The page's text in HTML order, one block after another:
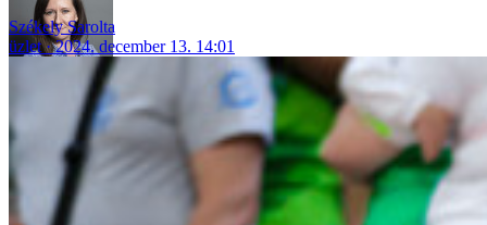
Székely Sarolta
üzlet
2024. december 13. 14:01